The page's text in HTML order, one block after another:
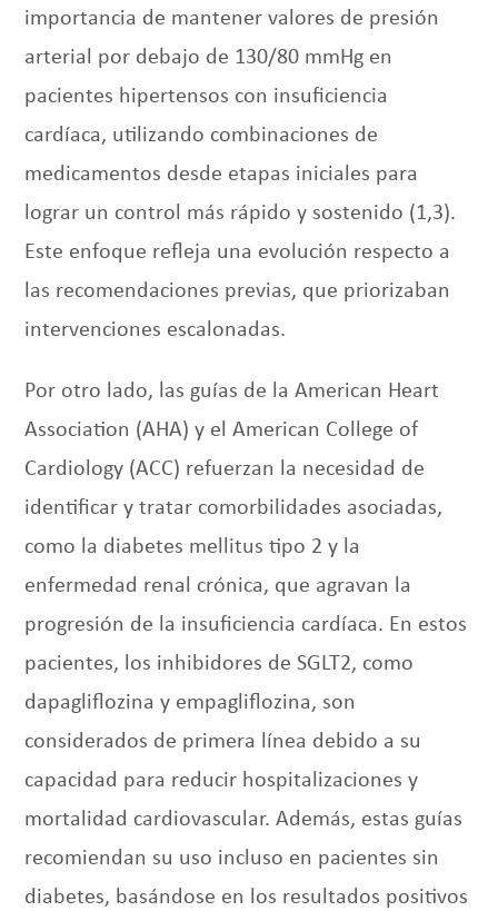
importancia de mantener valores de presión
arterial por debajo de 130/80 mmHg en
pacientes hipertensos con insuficiencia
cardíaca, utilizando combinaciones de
medicamentos desde etapas iniciales para
lograr un control más rápido y sostenido (1,3).
Este enfoque refleja una evolución respecto a
las recomendaciones previas, que priorizaban
intervenciones escalonadas.
Por otro lado, las guías de la American Heart
Association (AHA) y el American College of
Cardiology (ACC) refuerzan la necesidad de
identificar y tratar comorbilidades asociadas,
como la diabetes mellitus tipo 2 y la
enfermedad renal crónica, que agravan la
progresión de la insuficiencia cardíaca. En estos
pacientes, los inhibidores de SGLT2, como
dapagliflozina y empagliflozina, son
considerados de primera línea debido a su
capacidad para reducir hospitalizaciones y
mortalidad cardiovascular. Además, estas guías
recomiendan su uso incluso en pacientes sin
diabetes, basándose en los resultados positivos